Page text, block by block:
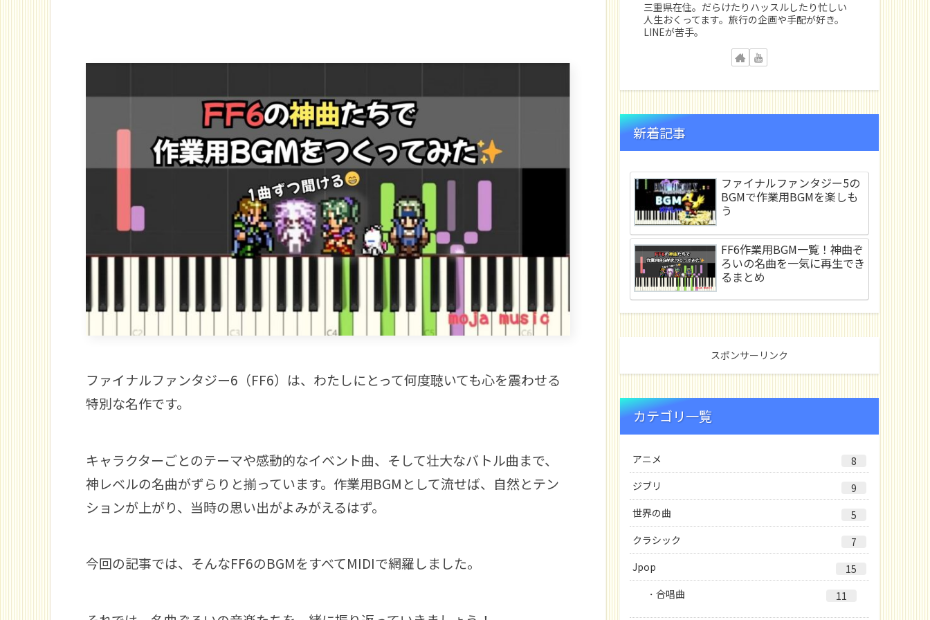
ファイナルファンタジー6（FF6）は、わたしにとって何度聴いても心を震わせる
特別な名作です。
キャラクターごとのテーマや感動的なイベント曲、そして壮大なバトル曲まで、
神レベルの名曲がずらりと揃っています。作業用BGMとして流せば、自然とテン
ションが上がり、当時の思い出がよみがえるはず。
今回の記事では、そんなFF6のBGMをすべてMIDIで網羅しました。
三重県在住。だらけたりハッスルしたり忙しい
人生おくってます。旅行の企画や手配が好き。
LINEが苦手。
新着記事
ファイナルファンタジー5の
BGMで作業用BGMを楽しも
う
FF6作業用BGM一覧！神曲ぞ
ろいの名曲を一気に再生でき
るまとめ
スポンサーリンク
カテゴリ一覧
アニメ
8
ジブリ
9
世界の曲
5
クラシック
7
Jpop
15
合唱曲
11